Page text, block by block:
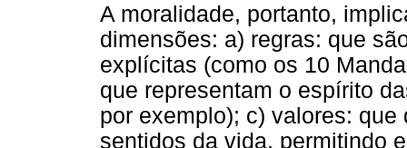
A moralidade, portanto,
dimensões: a) regras: que
explícitas (como os 10
que representam o espírito
por exemplo); c) valores:
sentidos da vida, permitindo